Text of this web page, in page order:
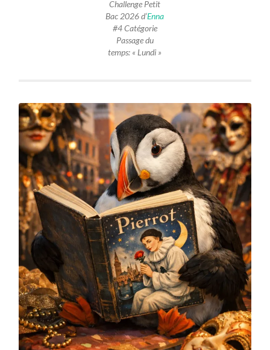
Challenge Petit
Bac 2026 d’Enna
#4 Catégorie
Passage du
temps: « Lundi »